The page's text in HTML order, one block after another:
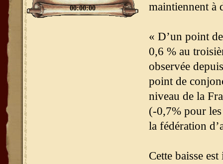
00:00:00
maintiennent à
« D’un point
0,6 % au
observée
point de
niveau de la
(-0,7% pour
la fédération
Cette baisse